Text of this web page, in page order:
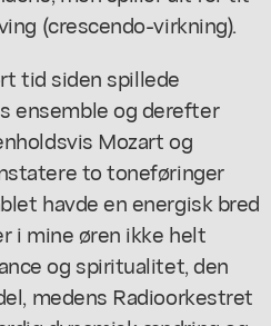
(crescendo-virkning).
tid siden spillede
ensemble og derefter
Mozart og
to toneføringer
havde en energisk bred
i mine øren ikke helt
og spiritualitet, den
medens Radioorkestret